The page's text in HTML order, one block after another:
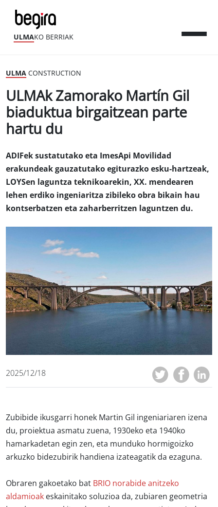
ULMAKO BERRIAK
ULMA CONSTRUCTION
ULMAk Zamorako Martín Gil
biaduktua birgaitzean parte
hartu du
ADIFek sustatutako eta ImesApi Movilidad
erakundeak gauzatutako egiturazko esku-hartzeak,
LOYSen laguntza teknikoarekin, XX. mendearen
lehen erdiko ingeniaritza zibileko obra bikain hau
kontserbatzen eta zaharberritzen laguntzen du.
2025/12/18
Zubibide ikusgarri honek Martin Gil ingeniariaren izena
du, proiektua asmatu zuena, 1930eko eta 1940ko
hamarkadetan egin zen, eta munduko hormigoizko
arkuzko bidezubirik handiena izateagatik da ezaguna.
Obraren gakoetako bat BRIO norabide anitzeko
aldamioak eskainitako soluzioa da, zubiaren geometria